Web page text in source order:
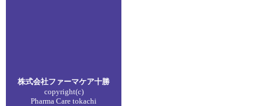
株式会社ファーマケア十勝
copyright(c)
Pharma Care tokachi